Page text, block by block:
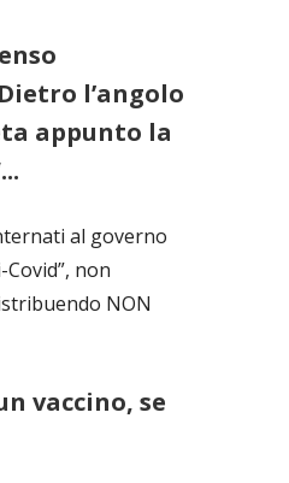
l’angolo
appunto la
al governo
non
NON
vaccino, se